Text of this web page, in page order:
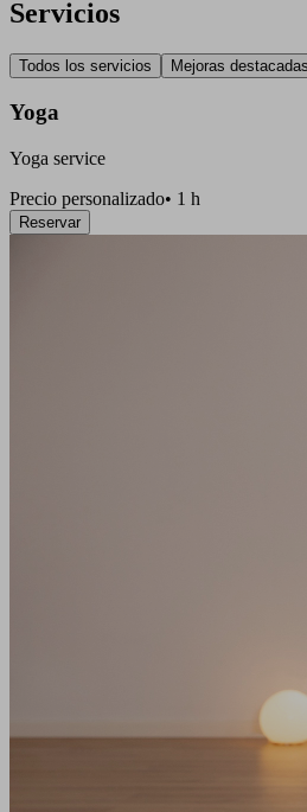
Servicios
Todos los servicios Mejoras destacadas
Yoga
Yoga service
Precio personalizado• 1 h
Reservar